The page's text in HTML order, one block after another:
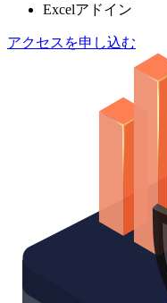
Excelアドイン
アクセスを申し込む